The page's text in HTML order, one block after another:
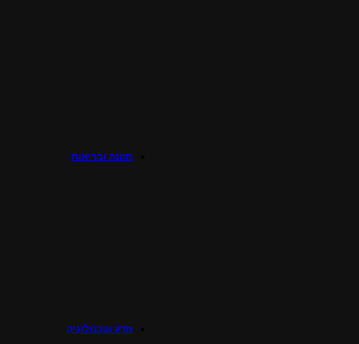
תזונה ובריאות
מדע וטכנולוגיה